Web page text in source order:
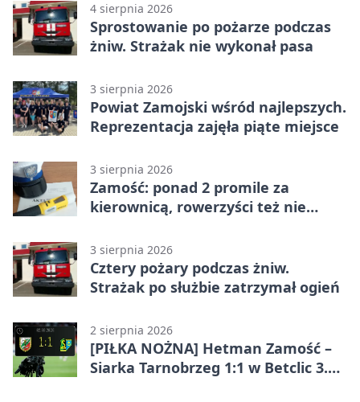
4 sierpnia 2026
Sprostowanie po pożarze podczas
żniw. Strażak nie wykonał pasa
3 sierpnia 2026
Powiat Zamojski wśród najlepszych.
Reprezentacja zajęła piąte miejsce
3 sierpnia 2026
Zamość: ponad 2 promile za
kierownicą, rowerzyści też nie
3 sierpnia 2026
Cztery pożary podczas żniw.
Strażak po służbie zatrzymał ogień
2 sierpnia 2026
[PIŁKA NOŻNA] Hetman Zamość –
Siarka Tarnobrzeg 1:1 w Betclic 3.